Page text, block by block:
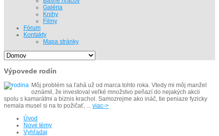
Galéria
Knihy
Filmy
Fórum
Kontakty
Mapa stránky
Výpovede rodín
Môj problém sa ťahá už od marca tohto roka. Vtedy mi môj manžel
oznámil, že investoval veľké množstvo peňazí do nejakých akcii
spolu s kamarátmi a biznis krachol. Samozrejme ako ináč, tie peniaze fyzicky
nemala musel si na to požičať, ... viac->
Úvod
Nové témy
Vyhľadaj